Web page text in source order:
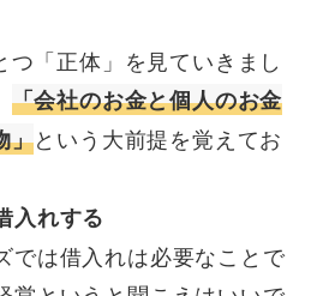
つ「正体」を見ていきまし
「会社のお金と個人のお金
」という大前提を覚えてお
入れする
では借入れは必要なことで